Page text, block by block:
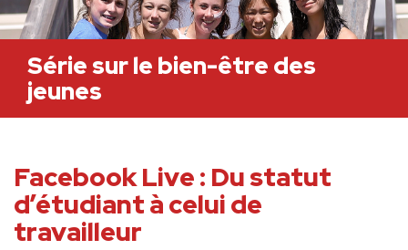
Série sur le bien-être des
jeunes
Facebook Live : Du statut
d’étudiant à celui de
travailleur